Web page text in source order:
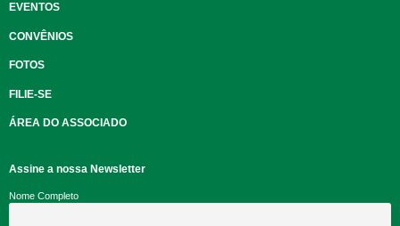
EVENTOS
CONVÊNIOS
FOTOS
FILIE-SE
ÁREA DO ASSOCIADO
Assine a nossa Newsletter
Nome Completo